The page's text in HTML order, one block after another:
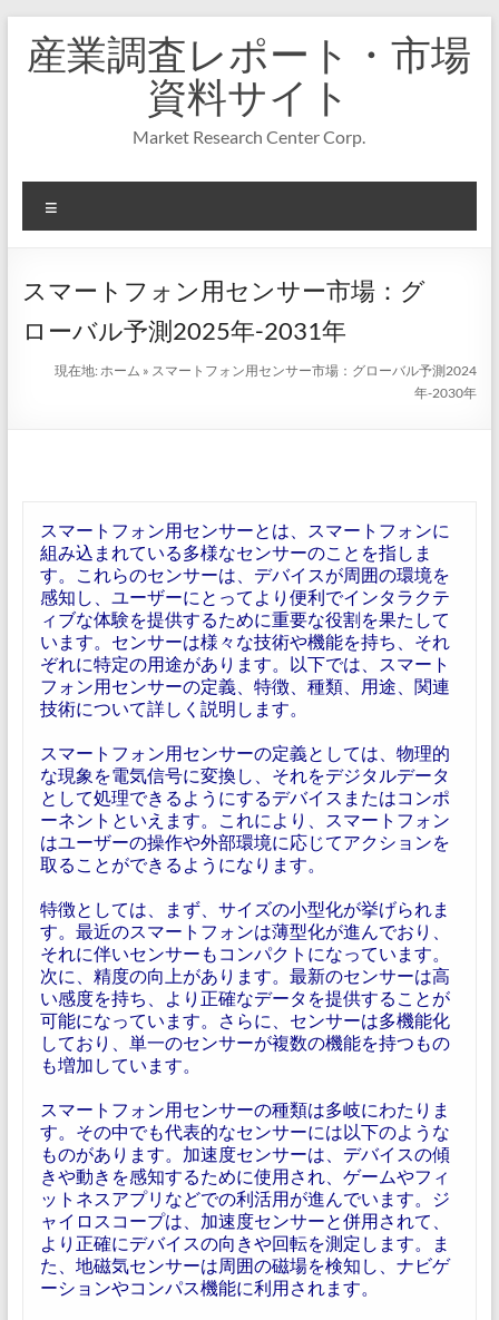
キ
プ
産業調査レポート・市場
資料サイト
Market Research Center Corp.
ニ
ー
スマートフォン用センサー市場：グ
ローバル予測2025年-2031年
現在地:ホーム » スマートフォン用センサー市場：グローバル予測2024
年-2030年
スマートフォン用センサーとは、スマートフォンに
組み込まれている多様なセンサーのことを指しま
す。これらのセンサーは、デバイスが周囲の環境を
感知し、ユーザーにとってより便利でインタラクテ
ィブな体験を提供するために重要な役割を果たして
います。センサーは様々な技術や機能を持ち、それ
ぞれに特定の用途があります。以下では、スマート
フォン用センサーの定義、特徴、種類、用途、関連
技術について詳しく説明します。
スマートフォン用センサーの定義としては、物理的
な現象を電気信号に変換し、それをデジタルデータ
として処理できるようにするデバイスまたはコンポ
ーネントといえます。これにより、スマートフォン
はユーザーの操作や外部環境に応じてアクションを
取ることができるようになります。
特徴としては、まず、サイズの小型化が挙げられま
す。最近のスマートフォンは薄型化が進んでおり、
それに伴いセンサーもコンパクトになっています。
次に、精度の向上があります。最新のセンサーは高
い感度を持ち、より正確なデータを提供することが
可能になっています。さらに、センサーは多機能化
しており、単一のセンサーが複数の機能を持つもの
も増加しています。
スマートフォン用センサーの種類は多岐にわたりま
す。その中でも代表的なセンサーには以下のような
ものがあります。加速度センサーは、デバイスの傾
きや動きを感知するために使用され、ゲームやフィ
ットネスアプリなどでの利活用が進んでいます。ジ
ャイロスコープは、加速度センサーと併用されて、
より正確にデバイスの向きや回転を測定します。ま
た、地磁気センサーは周囲の磁場を検知し、ナビゲ
ーションやコンパス機能に利用されます。